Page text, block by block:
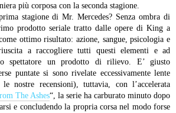
più corposa con la seconda stagione.
stagione di Mr. Mercedes? Senza ombra di
prodotto seriale tratto dalle opere di King a
ottimo risultato: azione, sangue, psicologia e
a raccogliere tutti questi elementi e ad
spettatore un prodotto di rilievo. E’ giusto
puntate si sono rivelate eccessivamente lente
nostre recensioni), tuttavia, con l’accelerata
The Ashes“, la serie ha carburato minuto dopo
e concludendo la propria corsa nel modo forse